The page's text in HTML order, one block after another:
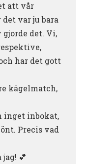
att vår
var ju bara
gjorde det. Vi,
har det gott
kägelmatch,
inget inbokat,
Precis vad
💕